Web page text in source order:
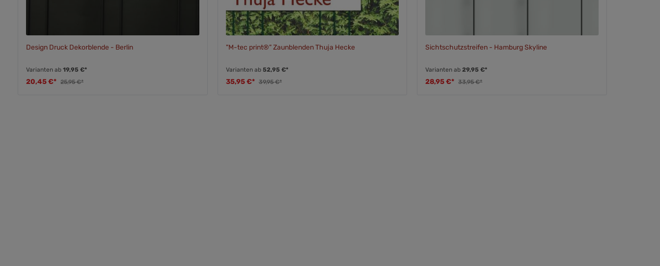
Design Druck Dekorblende - Berlin
Varianten ab19,95 €*
20,45 €* 25,95 €*
"M-tec print®" Zaunblenden Thuja Hecke
Varianten ab52,95 €*
35,95 €* 39,95 €*
Sichtschutzstreifen - Hamburg Skyline
Varianten ab 29,95 €*
28,95 €* 33,95 €*